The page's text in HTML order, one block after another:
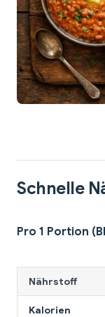
Schnelle
Pro 1 Portion
Nährstoff
Kalorien